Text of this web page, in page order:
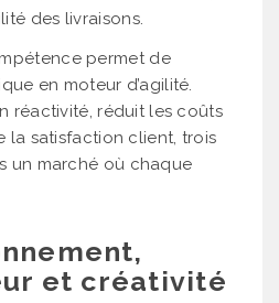
des livraisons.
permet de
en moteur d’agilité.
réactivité, réduit les coûts
la satisfaction client, trois
un marché où chaque
et créativité